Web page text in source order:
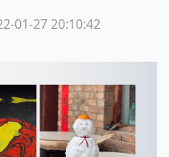
01-27 20:10:42